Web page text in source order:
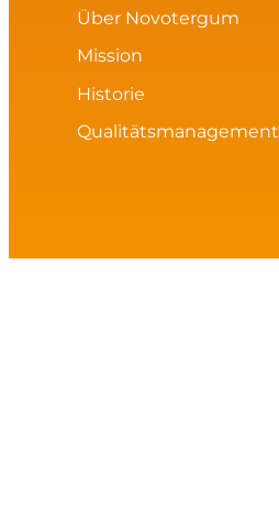
Über Novotergum
Mission
Historie
Qualitätsmanagement